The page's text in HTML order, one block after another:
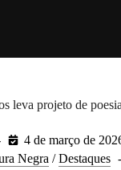
leva projeto de
4 de março de
Negra /Destaques